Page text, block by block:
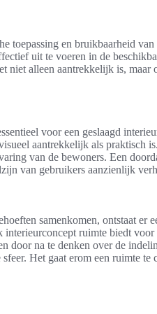
toepassing en bruikbaarheid
uit te voeren in de
niet alleen aantrekkelijk is, maar
voor een geslaagd
aantrekkelijk als praktisch
van de bewoners. Een
van gebruikers aanzienlijk
samenkomen, ontstaat er
ruimte biedt
door na te denken over de
Het gaat erom een ruimte